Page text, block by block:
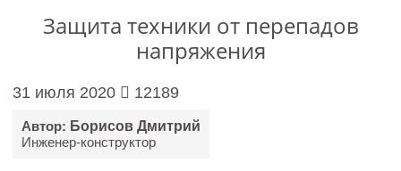
Защита техники от перепадов
напряжения
31 июля 2020 12189
Автор: Борисов Дмитрий
Инженер-конструктор